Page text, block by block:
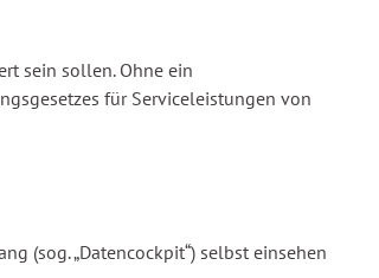
sein sollen. Ohne ein
für Serviceleistungen von
(sog. „Datencockpit“) selbst einsehen